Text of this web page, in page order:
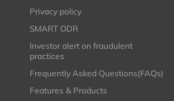
Privacy policy
SMART ODR
Investor alert on fraudulent
practices
Frequently Asked Questions(FAQs)
Features & Products